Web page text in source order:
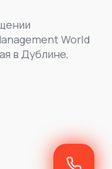
World
в Дублине,